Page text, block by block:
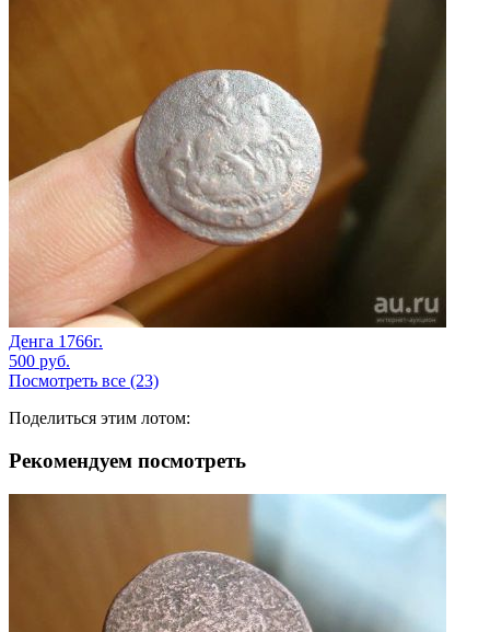
Денга 1766г.
500 руб.
Посмотреть все (23)
Поделиться этим лотом:
Рекомендуем посмотреть